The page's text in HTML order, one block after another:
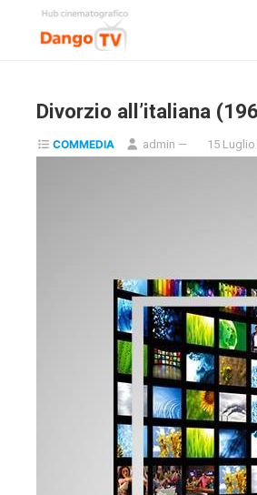
Divorzio all’italiana
COMMEDIA admin — 15